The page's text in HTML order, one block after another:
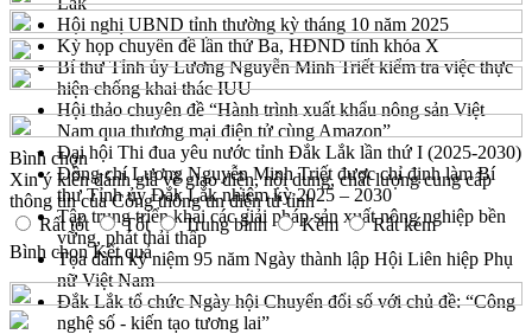
Hội nghị UBND tỉnh thường kỳ tháng 10 năm 2025
Kỳ họp chuyên đề lần thứ Ba, HĐND tỉnh khóa X
Bí thư Tỉnh ủy Lương Nguyễn Minh Triết kiểm tra việc thực
hiện chống khai thác IUU
Hội thảo chuyên đề “Hành trình xuất khẩu nông sản Việt
Nam qua thương mại điện tử cùng Amazon”
Đại hội Thi đua yêu nước tỉnh Đắk Lắk lần thứ I (2025-2030)
Đồng chí Lương Nguyễn Minh Triết được chỉ định làm Bí
thư Tỉnh ủy Đắk Lắk nhiệm kỳ 2025 – 2030
Tập trung triển khai các giải pháp sản xuất nông nghiệp bền
vững, phát thải thấp
Tọa đàm kỷ niệm 95 năm Ngày thành lập Hội Liên hiệp Phụ
nữ Việt Nam
Đắk Lắk tổ chức Ngày hội Chuyển đổi số với chủ đề: “Công
nghệ số - kiến tạo tương lai”
Bình chọn
Xin ý kiến đánh giá về giao diện, nội dung, chất lượng cung cấp
thông tin của Cổng thông tin điện tử tỉnh
Rất tốt
Tốt Trung bình Kém
Rất kém
Bình chọnKết quả